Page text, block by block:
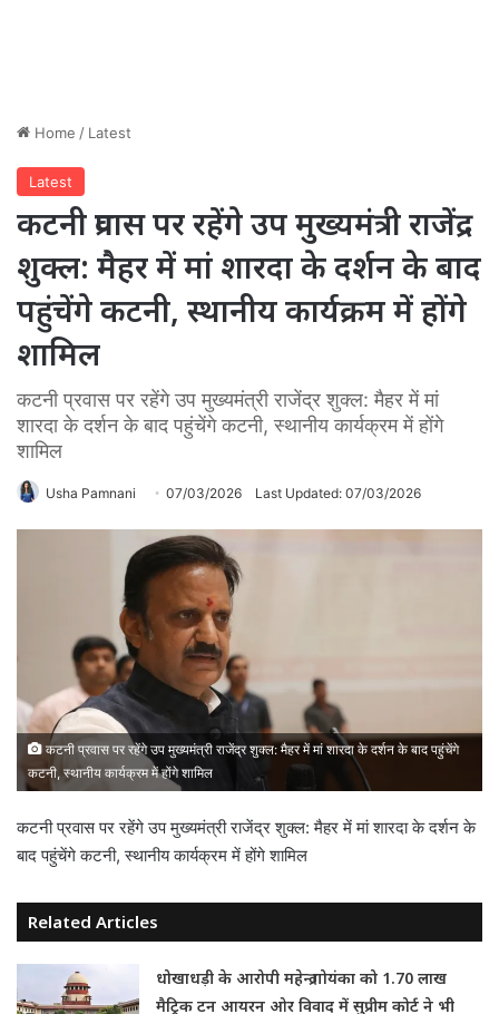
Home / Latest
Latest
कटनी प्रवास पर रहेंगे उप मुख्यमंत्री राजेंद्र
शुक्ल: मैहर में मां शारदा के दर्शन के बाद
पहुंचेंगे कटनी, स्थानीय कार्यक्रम में होंगे
शामिल
कटनी प्रवास पर रहेंगे उप मुख्यमंत्री राजेंद्र शुक्ल: मैहर में मां
शारदा के दर्शन के बाद पहुंचेंगे कटनी, स्थानीय कार्यक्रम में होंगे
शामिल
Usha Pamnani 07/03/2026 Last Updated: 07/03/2026
कटनी प्रवास पर रहेंगे उप मुख्यमंत्री राजेंद्र शुक्ल: मैहर में मां शारदा के दर्शन के बाद पहुंचेंगे
कटनी, स्थानीय कार्यक्रम में होंगे शामिल
कटनी प्रवास पर रहेंगे उप मुख्यमंत्री राजेंद्र शुक्ल: मैहर में मां शारदा के दर्शन के
बाद पहुंचेंगे कटनी, स्थानीय कार्यक्रम में होंगे शामिल
Related Articles
धोखाधड़ी के आरोपी महेन्द्र गोयंका को 1.70 लाख
मैट्रिक टन आयरन ओर विवाद में सुप्रीम कोर्ट ने भी